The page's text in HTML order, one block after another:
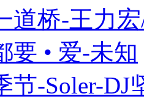
道桥-王力
要 • 爱-未知
节-Soler-